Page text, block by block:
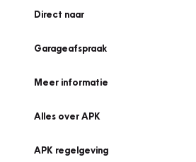
Direct naar
Garageafspraak
Meer informatie
Alles over APK
APK regelgeving